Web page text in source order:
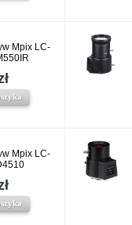
Mpix LC-
Mpix LC-